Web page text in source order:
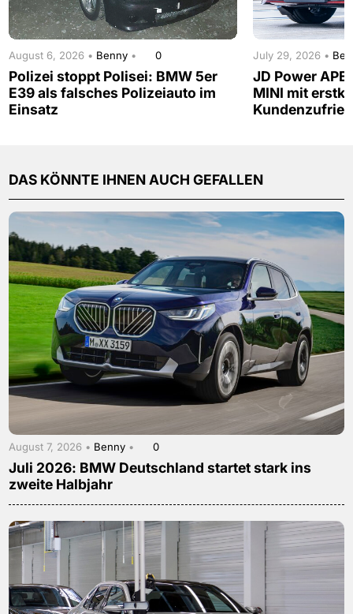
August 6, 2026 • Benny • 0
Polizei stoppt Polisei: BMW 5er
E39 als falsches Polizeiauto im
Einsatz
July 29, 2026 •
JD Power
MINI mit
DAS KÖNNTE IHNEN AUCH GEFALLEN
August 7, 2026 • Benny • 0
Juli 2026: BMW Deutschland startet stark ins
zweite Halbjahr